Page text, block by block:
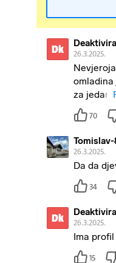
Dk 26.3.2025.
omladina
za jedan
70
Tomislav-
26.3.2025.
Da da
34
Dk 26.3.2025.
Ima
15